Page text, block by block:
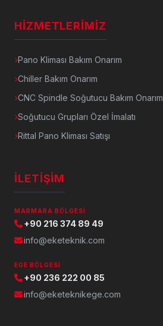
HIZMETLERIMIZ
Pano Kliması Bakım Onarım
Chiller Bakım Onarım
CNC Spindle Soğutucu Bakım Onarım
Soğutucu Grupları Özel İmalatı
Rittal Pano Kliması Satışı
İLETIŞIM
MARMARA BÖLGESI
+90 216 374 89 49
info@eketeknik.com
EGE BÖLGESI
+90 236 222 00 85
info@eketeknikege.com